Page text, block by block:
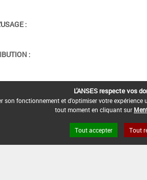
:
:
:
L'ANSES respecte vos
fonctionnement et d'optimiser votre
tout moment en cliquant sur
Tout accepter Tout